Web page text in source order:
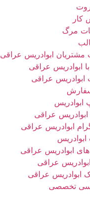
کار
مرگ
مشتریان ابوادریس عراقی
ابوادریس عراقی
ابوادریس عراقی
ابوادریس
ابوادریس عراقی
ابوادریس عراقی
ابوادریس
ابوادریس عراقی
ابوادریس عراقی
ابوادریس عراقی
تخصصی